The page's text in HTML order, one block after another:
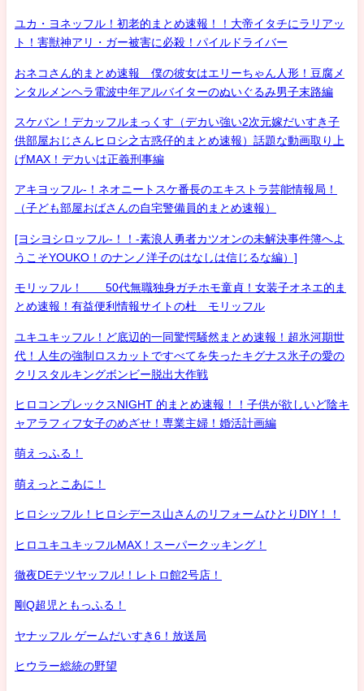
ユカ・ヨネッフル！初老的まとめ速報！！大帝イタチにラリアッ
ト！害獣神アリ・ガー被害に必殺！パイルドライバー
おネコさん的まとめ速報 僕の彼女はエリーちゃん人形！豆腐メ
ンタルメンヘラ電波中年アルバイターのぬいぐるみ男子末路編
スケバン！デカッフルまっくす（デカい強い2次元嫁だいすき子
供部屋おじさんヒロシ之古惑仔的まとめ速報）話題な動画取り上
げMAX！デカいは正義刑事編
アキヨッフル-！ネオニートスケ番長のエキストラ芸能情報局！
（子ども部屋おばさんの自宅警備員的まとめ速報）
[ヨシヨシロッフル-！！-素浪人勇者カツオンの未解決事件簿へよ
うこそYOUKO！のナンノ洋子のはなしは信じるな編）]
モリッフル！ 50代無職独身ガチホモ童貞！女装子オネエ的ま
とめ速報！有益便利情報サイトの杜 モリッフル
ユキユキッフル！ど底辺的一同驚愕騒然まとめ速報！超氷河期世
代！人生の強制ロスカットですべてを失ったキグナス氷子の愛の
クリスタルキングボンビー脱出大作戦
ヒロコンプレックスNIGHT 的まとめ速報！！子供が欲しいど陰キ
ャアラフィフ女子のめざせ！専業主婦！婚活計画編
萌えっふる！
萌えっとこあに！
ヒロシッフル！ヒロシデース山さんのリフォームひとりDIY！！
ヒロユキユキッフルMAX！スーパークッキング！
徹夜DEテツヤッフル!！レトロ館2号店！
剛Q超児ともっふる！
ヤナッフル ゲームだいすき6！放送局
ヒウラー総統の野望